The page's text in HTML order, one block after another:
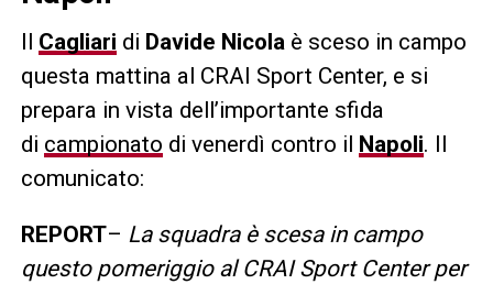
Il Cagliari di Davide Nicolaè sceso in campo
questa mattina al CRAI Sport Center, e si
prepara in vista dell’importante sfida
di campionato di venerdì contro il Napoli. Il
comunicato:
REPORT– La squadra è scesa in campo
questo pomeriggio al CRAI Sport Center per